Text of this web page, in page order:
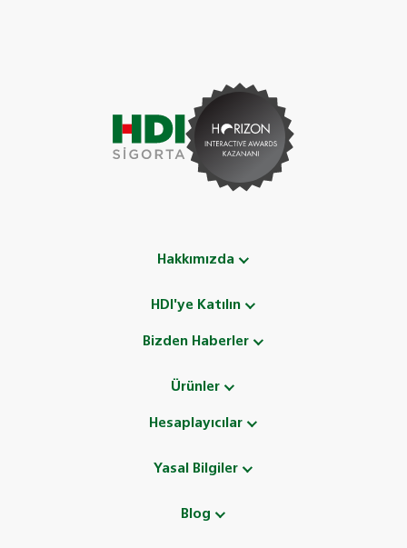
Hakkımızda
HDI'ye Katılın
Bizden Haberler
Ürünler
Hesaplayıcılar
Yasal Bilgiler
Blog